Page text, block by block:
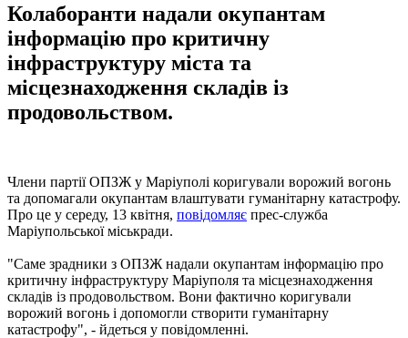
Колаборанти надали окупантам
інформацію про критичну
інфраструктуру міста та
місцезнаходження складів із
продовольством.
Члени партії ОПЗЖ у Маріуполі коригували ворожий вогонь
та допомагали окупантам влаштувати гуманітарну катастрофу.
Про це у середу, 13 квітня, повідомляє прес-служба
Маріупольської міськради.
"Саме зрадники з ОПЗЖ надали окупантам інформацію про
критичну інфраструктуру Маріуполя та місцезнаходження
складів із продовольством. Вони фактично коригували
ворожий вогонь і допомогли створити гуманітарну
катастрофу", - йдеться у повідомленні.